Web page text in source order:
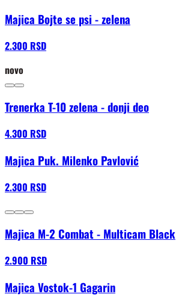
Majica Bojte se psi - zelena
2.300 RSD
novo
Trenerka T-10 zelena - donji deo
4.300 RSD
Majica Puk. Milenko Pavlović
2.300 RSD
Majica M-2 Combat - Multicam Black
2.900 RSD
Majica Vostok-1 Gagarin